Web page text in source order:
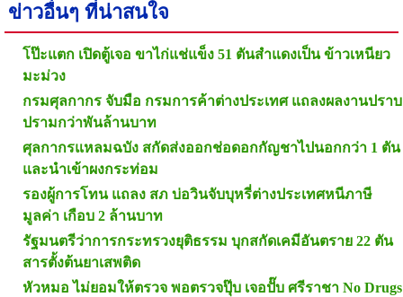
ข่าวอื่นๆ ที่น่าสนใจ
โป๊ะแตก เปิดตู้เจอ ขาไก่แช่แข็ง 51 ตันสำแดงเป็น ข้าวเหนียว
มะม่วง
กรมศุลกากร จับมือ กรมการค้าต่างประเทศ แถลงผลงานปราบ
ปรามกว่าพันล้านบาท
ศุลกากรแหลมฉบัง สกัดส่งออกช่อดอกกัญชาไปนอกกว่า 1 ตัน
และนำเข้าผงกระท่อม
รองผู้การโทน แถลง สภ บ่อวินจับบุหรี่ต่างประเทศหนีภาษี
มูลค่า เกือบ 2 ล้านบาท
รัฐมนตรีว่าการกระทรวงยุติธรรม บุกสกัดเคมีอันตราย 22 ตัน
สารตั้งต้นยาเสพติด
หัวหมอ ไม่ยอมให้ตรวจ พอตรวจปุ๊บ เจอปั๊บ ศรีราชา No Drugs